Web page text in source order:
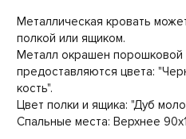
Металлическая кровать
полкой или ящиком.
Металл окрашен порошковой
предоставляются цвета:
кость".
Цвет полки и ящика: "Дуб
Спальные места: Верхнее